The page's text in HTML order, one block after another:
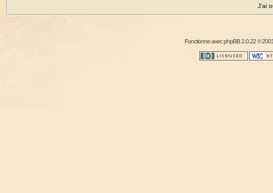
J'ai
Fonctionne avecphpBB2.0.22 ©